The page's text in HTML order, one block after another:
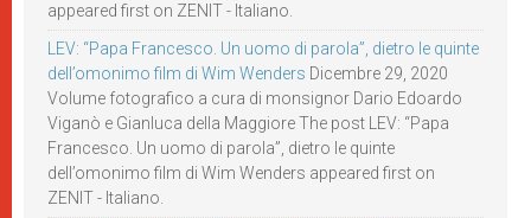
appeared first on ZENIT - Italiano.
LEV: “Papa Francesco. Un uomo di parola”, dietro le quinte
dell’omonimo film di Wim Wenders Dicembre 29, 2020
Volume fotografico a cura di monsignor Dario Edoardo
Viganò e Gianluca della Maggiore The post LEV: “Papa
Francesco. Un uomo di parola”, dietro le quinte
dell’omonimo film di Wim Wenders appeared first on
ZENIT - Italiano.